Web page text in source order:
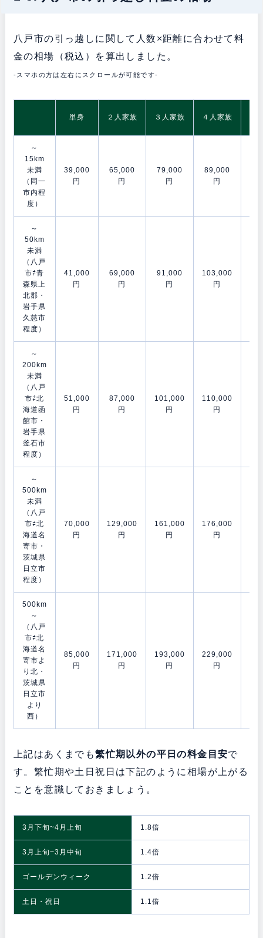
八戸市の引っ越しに関して人数×距離に合わせて料
金の相場（税込）を算出しました。
-スマホの方は左右にスクロールが可能です-
単身 ２人家族 ３人家族 ４人家族
～
15km
未満
（同一
市内程
度）
39,000
円
65,000
円
79,000
円
89,000
円
～
50km
未満
（八戸
市⇄青
森県上
北郡・
岩手県
久慈市
程度）
41,000
円
69,000
円
91,000
円
103,000
円
～
200km
未満
（八戸
市⇄北
海道函
館市・
岩手県
釜石市
程度）
51,000
円
87,000
円
101,000
円
110,000
円
～
500km
未満
（八戸
市⇄北
海道名
寄市・
茨城県
日立市
程度）
70,000
円
129,000
円
161,000
円
176,000
円
500km
～
（八戸
市⇄北
海道名
寄市よ
り北・
茨城県
日立市
より
西）
85,000
円
171,000
円
193,000
円
229,000
円
上記はあくまでも繁忙期以外の平日の料金目安で
す。繁忙期や土日祝日は下記のように相場が上がる
ことを意識しておきましょう。
3月下旬~4月上旬 1.8倍
3月上旬~3月中旬 1.4倍
ゴールデンウィーク 1.2倍
土日・祝日 1.1倍